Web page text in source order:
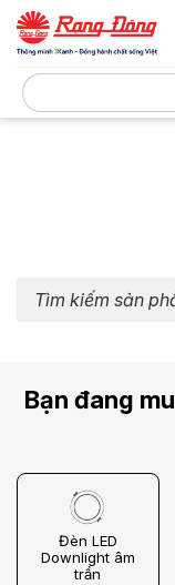
Bạn đang
Đèn LED
Downlight âm
trần